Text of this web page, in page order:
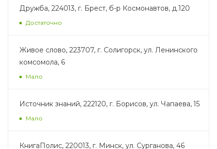
Дружба, 224013, г. Брест, б-р Космонавтов, д.120
Достаточно
Живое слово, 223707, г. Солигорск, ул. Ленинского
комсомола, 6
Мало
Источник знаний, 222120, г. Борисов, ул. Чапаева, 15
Мало
КнигаПолис, 220013, г. Минск, ул. Сурганова, 46